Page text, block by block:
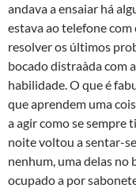
andava a ensaiar há
estava ao telefone
resolver os últimos
bocado distraà­da com
habilidade. O que é
que aprendem uma
a agir como se sempre
noite voltou a sentar-
nenhum, uma delas no
ocupado a por